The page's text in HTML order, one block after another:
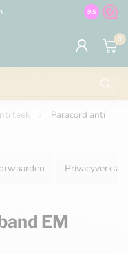
100% de
9.5
0
teek
Paracord anti
EM